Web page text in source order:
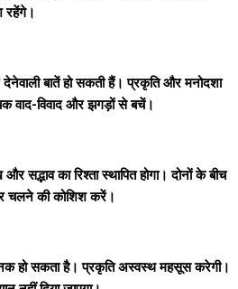
रहेंगे।
बातें हो सकती हैं। प्रकृति और मनोदशा
वाद-विवाद और झगड़ों से बचें।
का रिश्ता स्थापित होगा। दोनों के बीच
चलने की कोशिश करें।
हो सकता है। प्रकृति अस्वस्थ महसूस करेगी।